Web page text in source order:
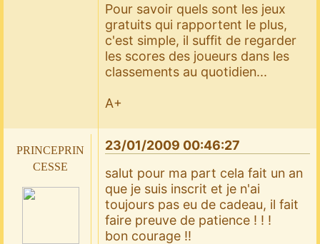
Pour savoir quels sont les jeux
gratuits qui rapportent le plus,
c'est simple, il suffit de regarder
les scores des joueurs dans les
classements au quotidien...
A+
princeprin
cesse
23/01/2009 00:46:27
salut pour ma part cela fait un an
que je suis inscrit et je n'ai
toujours pas eu de cadeau, il fait
faire preuve de patience ! ! !
bon courage !!